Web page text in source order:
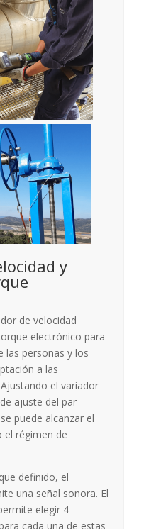
y
de velocidad
electrónico para
las personas y los
a las
el variador
ajuste del par
puede alcanzar el
el régimen de
definido, el
una señal sonora. El
elegir 4
cada una de estas